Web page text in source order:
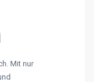
Mit nur